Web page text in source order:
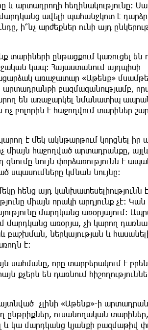
և արտադրողի հեղինակությունը։ Սա
ավելի պահանջկոտ է
ի՞նչ արժեքներ ունի այդ
տարիների ընթացքում կառուցել են
կապ։ Հայաստանում այդպիսի
առաջատար «Աթենք»
արտադրանքի բազմազանությամբ,
են առաջարկել նմանատիպ
բոլորին է հաջողվում տարիներ
է մեկ ակնթարթում կորցնել իր
միայն հաջողված արտադրանքը, այլև
նույն փորձառությունն է
սպասումները կմնան նույնը։
հենց այդ կանխատեսելիությունն է
միայն որակի արդյունք չէ։ Կան
մարդկանց առօրյայում։
մարդկանց առօրյա, չի կարող
բաշխման, ներկայության և
է։
սահմանը, որը տարբերակում է
քչերն են դառնում
չլինի «Աթենք»-ի
ուսանողական տարիներ,
կա մարդկանց կյանքի բազմաթիվ